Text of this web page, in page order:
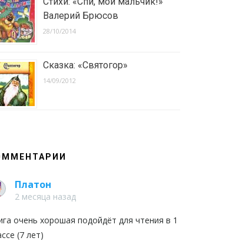
Валерий Брюсов
28/10/2014
Сказка: «Святогор»
14/09/2012
Платон
2 месяца назад
очень хорошая подойдёт для чтения в 1
(7 лет)